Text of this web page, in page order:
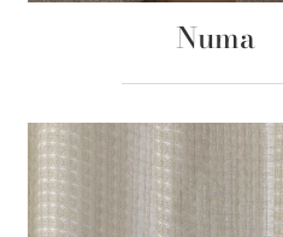
Numa